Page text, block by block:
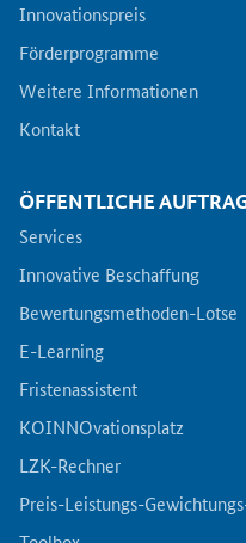
Innovationspreis
Förderprogramme
Weitere Informationen
Kontakt
ÖFFENTLICHE
Services
Innovative Beschaffung
Bewertungsmethoden-Lotse
E-Learning
Fristenassistent
KOINNOvationsplatz
LZK-Rechner
Preis-Leistungs-